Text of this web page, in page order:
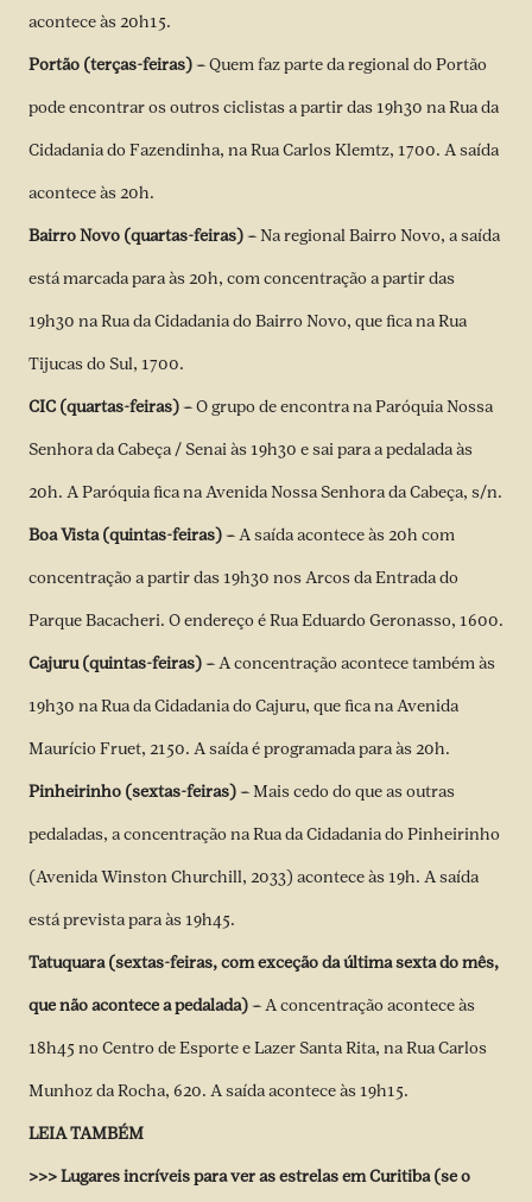
acontece às 20h15.
Portão (terças-feiras) –Quem faz parte da regional do Portão
pode encontrar os outros ciclistas a partir das 19h30 na Rua da
Cidadania do Fazendinha, na Rua Carlos Klemtz, 1700. A saída
acontece às 20h.
Bairro Novo (quartas-feiras) –Na regional Bairro Novo, a saída
está marcada para às 20h, com concentração a partir das
19h30 na Rua da Cidadania do Bairro Novo, que fica na Rua
Tijucas do Sul, 1700.
CIC (quartas-feiras) –O grupo de encontra na Paróquia Nossa
Senhora da Cabeça / Senai às 19h30 e sai para a pedalada às
20h. A Paróquia fica na Avenida Nossa Senhora da Cabeça, s/n.
Boa Vista (quintas-feiras) –A saída acontece às 20h com
concentração a partir das 19h30 nos Arcos da Entrada do
Parque Bacacheri. O endereço é Rua Eduardo Geronasso, 1600.
Cajuru (quintas-feiras) –A concentração acontece também às
19h30 na Rua da Cidadania do Cajuru, que fica na Avenida
Maurício Fruet, 2150. A saída é programada para às 20h.
Pinheirinho (sextas-feiras) –Mais cedo do que as outras
pedaladas, a concentração na Rua da Cidadania do Pinheirinho
(Avenida Winston Churchill, 2033) acontece às 19h. A saída
está prevista para às 19h45.
Tatuquara (sextas-feiras, com exceção da última sexta do mês,
que não acontece a pedalada) –A concentração acontece às
18h45 no Centro de Esporte e Lazer Santa Rita, na Rua Carlos
Munhoz da Rocha, 620. A saída acontece às 19h15.
LEIA TAMBÉM
>>>Lugares incríveis para ver as estrelas em Curitiba (se o